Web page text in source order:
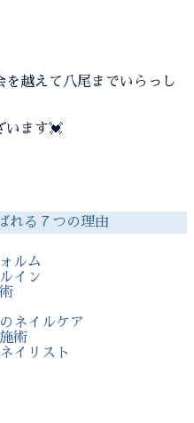
越えて八尾までいらっし
います💓
れる７つの理由
ルム
イン
ネイルケア
術
イリスト